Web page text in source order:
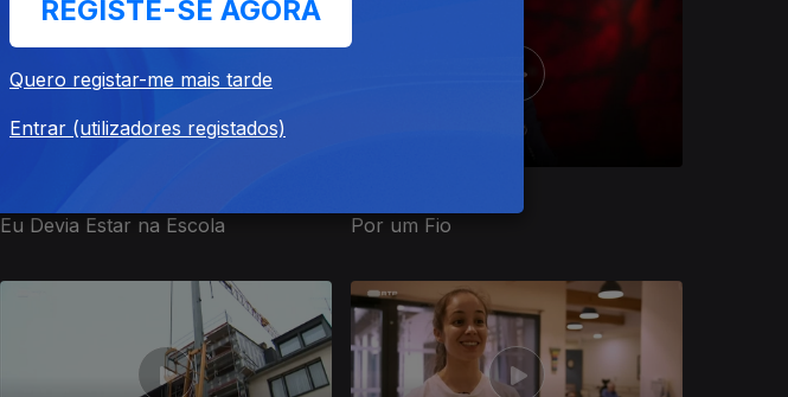
Eu Devia Estar na Escola Por um Fio
REGISTE-SE AGORA
Quero registar-me mais tarde
Entrar (utilizadores registados)